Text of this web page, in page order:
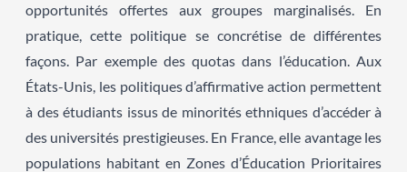
opportunités offertes aux groupes marginalisés. En
pratique, cette politique se concrétise de différentes
façons. Par exemple des quotas dans l’éducation. Aux
États-Unis, les politiques d’affirmative action permettent
à des étudiants issus de minorités ethniques d’accéder à
des universités prestigieuses. En France, elle avantage les
populations habitant en Zones d’Éducation Prioritaires